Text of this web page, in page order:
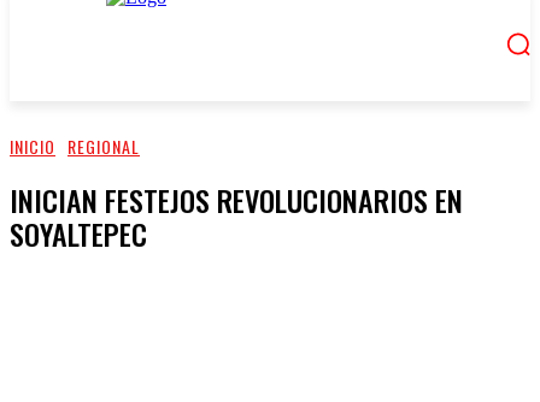
INICIO REGIONAL
INICIAN FESTEJOS REVOLUCIONARIOS EN
SOYALTEPEC